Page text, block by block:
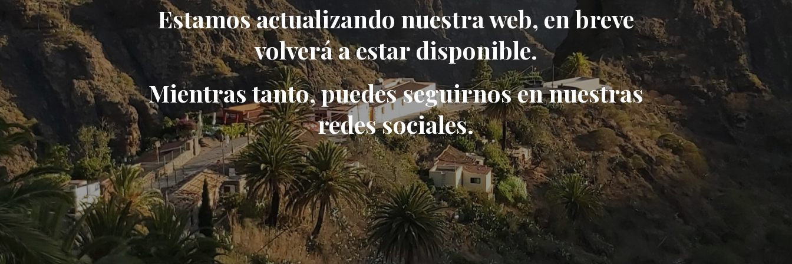
Estamos actualizando nuestra web, en breve
volverá a estar disponible.
Mientras tanto, puedes seguirnos en nuestras
redes sociales.